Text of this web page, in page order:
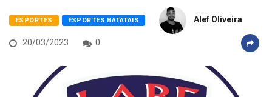
ESPORTES ESPORTES BATATAIS Alef Oliveira
20/03/2023 0